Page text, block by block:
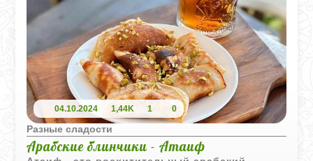
04.10.2024 1,44K 1 0
Разные сладости
Арабские блинчики - Атаиф